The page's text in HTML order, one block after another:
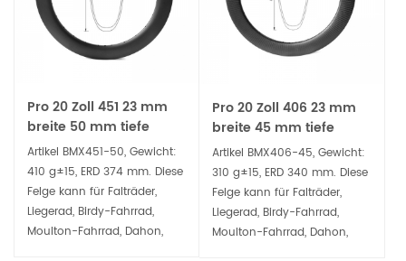
Pro 20 Zoll 451 23 mm
breite 50 mm tiefe
Clincher-Felge aus
Kohlefaser
Artikel BMX451-50, Gewicht:
410 g±15, ERD 374 mm. Diese
Felge kann für Falträder,
Liegerad, Birdy-Fahrrad,
Moulton-Fahrrad, Dahon,
Pro 20 Zoll 406 23 mm
breite 45 mm tiefe
Clincher-Felge aus
Kohlefaser
Artikel BMX406-45, Gewicht:
310 g±15, ERD 340 mm. Diese
Felge kann für Falträder,
Liegerad, Birdy-Fahrrad,
Moulton-Fahrrad, Dahon,